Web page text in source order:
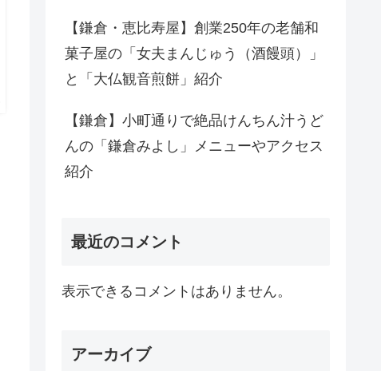
【鎌倉・恵比寿屋】創業250年の老舗和
菓子屋の「女夫まんじゅう（酒饅頭）」
と「大仏観音煎餅」紹介
【鎌倉】小町通りで絶品けんちん汁うど
んの「鎌倉みよし」メニューやアクセス
紹介
最近のコメント
表示できるコメントはありません。
アーカイブ